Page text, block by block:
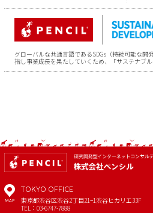
グローバルな共通言語であるSDGs（持続可能な開
指し事業成長を果たしていくため、「サステナブル
MAP
TOKYO OFFICE
東京都渋谷区渋谷2丁目21−1渋谷ヒカリエ33F
TEL：03-6747-7888